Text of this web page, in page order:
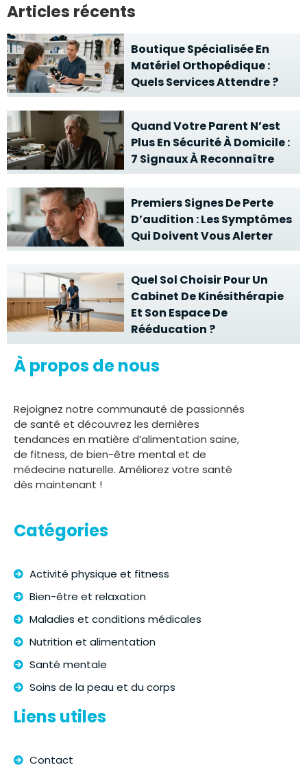
Articles récents
Boutique Spécialisée En
Matériel Orthopédique :
Quels Services Attendre ?
Quand Votre Parent N’est
Plus En Sécurité À Domicile :
7 Signaux À Reconnaître
Premiers Signes De Perte
D’audition : Les Symptômes
Qui Doivent Vous Alerter
Quel Sol Choisir Pour Un
Cabinet De Kinésithérapie
Et Son Espace De
Rééducation ?
À propos de nous
Rejoignez notre communauté de passionnés
de santé et découvrez les dernières
tendances en matière d’alimentation saine,
de fitness, de bien-être mental et de
médecine naturelle. Améliorez votre santé
dès maintenant !
Catégories
Activité physique et fitness
Bien-être et relaxation
Maladies et conditions médicales
Nutrition et alimentation
Santé mentale
Soins de la peau et du corps
Liens utiles
Contact